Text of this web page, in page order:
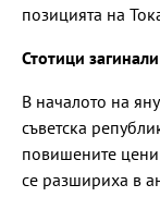
позицията на
Стотици
В началото на
съветска
повишените цени
се разшириха в